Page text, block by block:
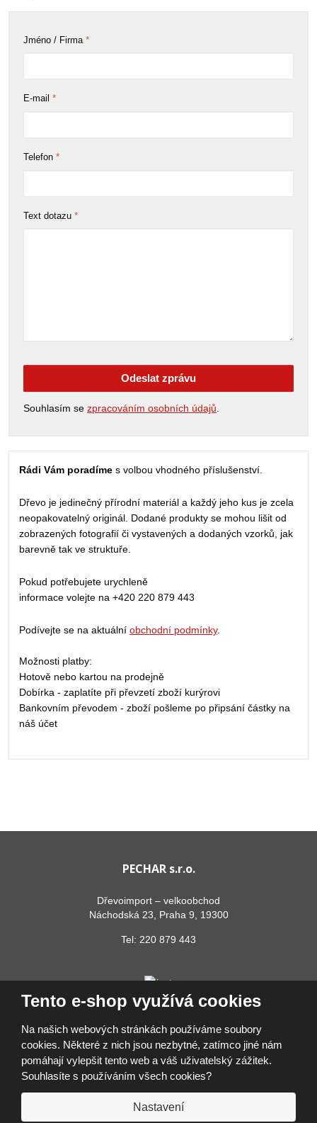
Tento e-shop využívá cookies
Na našich webových stránkách používáme soubory
cookies. Některé z nich jsou nezbytné, zatímco jiné nám
pomáhají vylepšit tento web a váš uživatelský zážitek.
Souhlasíte s používáním všech cookies?
Nastavení
Jméno / Firma *
E-mail *
Telefon *
Text dotazu *
Odeslat zprávu
Souhlasím se zpracováním osobních údajů
Rádi Vám poradíme s volbou vhodného příslušenství.
Dřevo je jedinečný přírodní materiál a každý jeho kus je zcela
neopakovatelný originál. Dodané produkty se mohou lišit od
zobrazených fotografií či vystavených a dodaných vzorků, jak
barevně tak ve struktuře.
Pokud potřebujete urychleně
informace volejte na +420 220 879 443
Podívejte se na aktuálníobchodní podmínky.
Možnosti platby:
Hotově nebo kartou na prodejně
Dobírka - zaplatíte při převzetí zboží kurýrovi
Bankovním převodem - zboží pošleme po připsání částky na
náš účet
PECHAR s.r.o.
Dřevoimport – velkoobchod
Náchodská 23, Praha 9, 19300
Tel: 220 879 443
© 2026, PECHAR s.r.o.
Prohlášení o přístupnosti |Ochrana osobních údajů
Přihlásit se